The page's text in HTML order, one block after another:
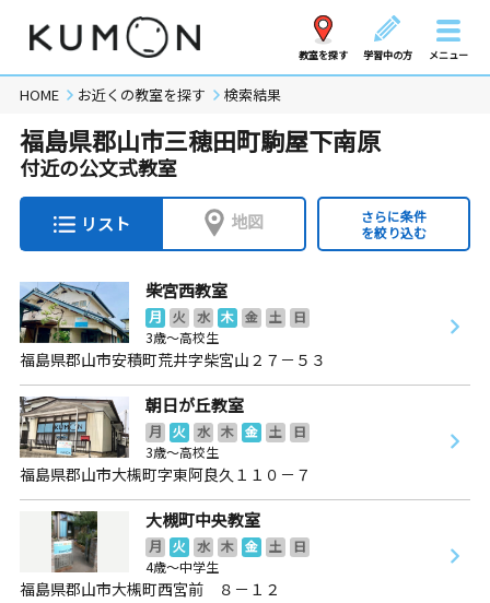
教室を探す 学習中の方 メニュー
HOME お近くの教室を探す 検索結果
福島県郡山市三穂田町駒屋下南原
付近の公文式教室
リスト 地図
さらに条件
を絞り込む
柴宮西教室
月 火 水 木 金 土
日
3歳～高校生
福島県郡山市安積町荒井字柴宮山２７－５３
朝日が丘教室
月 火 水 木 金 土
日
3歳～高校生
福島県郡山市大槻町字東阿良久１１０－７
大槻町中央教室
月 火 水 木 金 土
日
4歳～中学生
福島県郡山市大槻町西宮前 ８－１２